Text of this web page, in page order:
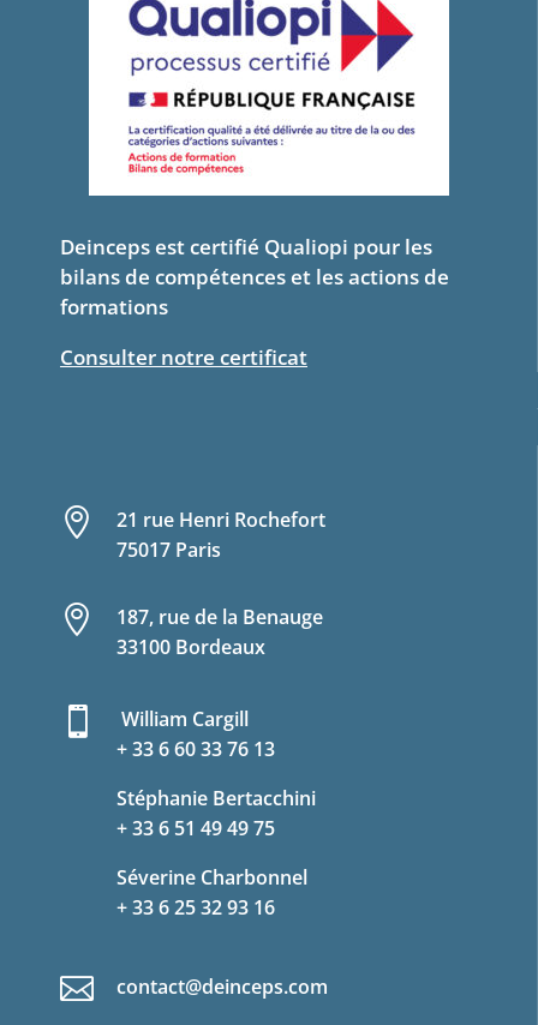
Deinceps est certifié Qualiopi pour les
bilans de compétences et les actions de
formations
Consulter notre certificat

21 rue Henri Rochefort
75017 Paris

187, rue de la Benauge
33100 Bordeaux

William Cargill
+ 33 6 60 33 76 13
Stéphanie Bertacchini
+ 33 6 51 49 49 75
Séverine Charbonnel
+ 33 6 25 32 93 16
 contact@deinceps.com